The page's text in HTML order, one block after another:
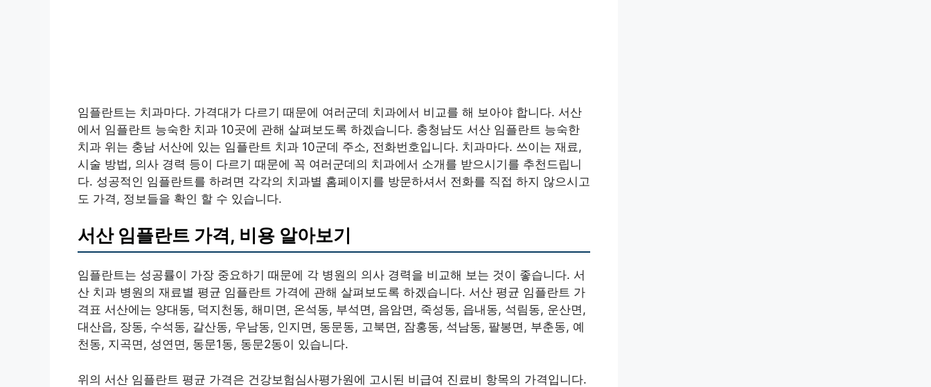
임플란트는 치과마다. 가격대가 다르기 때문에 여러군데 치과에서 비교를 해 보아야 합니다. 서산
에서 임플란트 능숙한 치과 10곳에 관해 살펴보도록 하겠습니다. 충청남도 서산 임플란트 능숙한
치과 위는 충남 서산에 있는 임플란트 치과 10군데 주소, 전화번호입니다. 치과마다. 쓰이는 재료,
시술 방법, 의사 경력 등이 다르기 때문에 꼭 여러군데의 치과에서 소개를 받으시기를 추천드립니
다. 성공적인 임플란트를 하려면 각각의 치과별 홈페이지를 방문하셔서 전화를 직접 하지 않으시고
도 가격, 정보들을 확인 할 수 있습니다.
서산 임플란트 가격, 비용 알아보기
임플란트는 성공률이 가장 중요하기 때문에 각 병원의 의사 경력을 비교해 보는 것이 좋습니다. 서
산 치과 병원의 재료별 평균 임플란트 가격에 관해 살펴보도록 하겠습니다. 서산 평균 임플란트 가
격표 서산에는 양대동, 덕지천동, 해미면, 온석동, 부석면, 음암면, 죽성동, 읍내동, 석림동, 운산면,
대산읍, 장동, 수석동, 갈산동, 우남동, 인지면, 동문동, 고북면, 잠홍동, 석남동, 팔봉면, 부춘동, 예
천동, 지곡면, 성연면, 동문1동, 동문2동이 있습니다.
위의 서산 임플란트 평균 가격은 건강보험심사평가원에 고시된 비급여 진료비 항목의 가격입니다.